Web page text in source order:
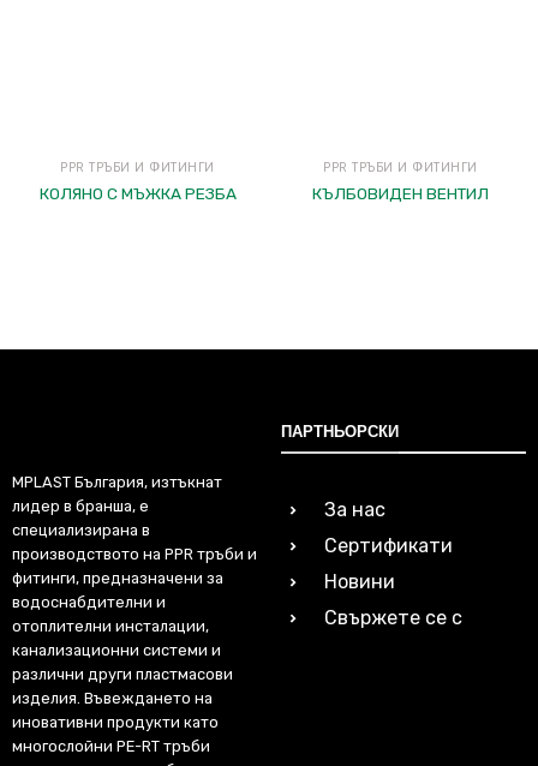
PPR ТРЪБИ И ФИТИНГИ
КОЛЯНО С МЪЖКА РЕЗБА
PPR ТРЪБИ И ФИТИНГИ
КЪЛБОВИДЕН ВЕНТИЛ
MPLAST България, изтъкнат
лидер в бранша, е
специализирана в
производството на PPR тръби и
фитинги, предназначени за
водоснабдителни и
отоплителни инсталации,
канализационни системи и
различни други пластмасови
изделия. Въвеждането на
иновативни продукти като
многослойни PE-RT тръби
ПАРТНЬОРСКИ
За нас
Сертификати
Новини
Свържете се с